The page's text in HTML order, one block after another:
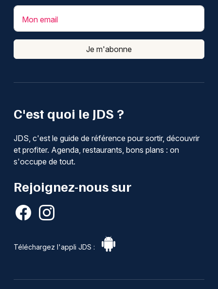
C'est quoi le JDS ?
JDS, c'est le guide de référence pour sortir, découvrir
et profiter. Agenda, restaurants, bons plans : on
s'occupe de tout.
Rejoignez-nous sur
Téléchargez l'appli JDS :
Mon email
Je m'abonne